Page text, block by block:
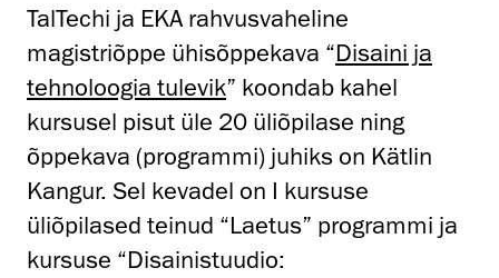
TalTechi ja EKA rahvusvaheline
magistriõppe ühisõppekava “Disaini ja
tehnoloogia tulevik” koondab kahel
kursusel pisut üle 20 üliõpilase ning
õppekava (programmi) juhiks on Kätlin
Kangur. Sel kevadel on I kursuse
üliõpilased teinud “Laetus” programmi ja
kursuse “Disainistuudio: